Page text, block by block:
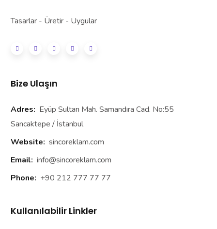
Tasarlar - Üretir - Uygular
Bize Ulaşın
Adres: Eyüp Sultan Mah. Samandıra Cad. No:55
Sancaktepe / İstanbul
Website: sincoreklam.com
Email: info@sincoreklam.com
Phone: +90 212 777 77 77
Kullanılabilir Linkler